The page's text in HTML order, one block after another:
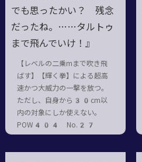
でも思ったかい？ 残念
だったね。……タルトゥ
まで飛んでいけ！』
【レベルの二乗mまで吹き飛
ばす】【輝く拳】による超高
速かつ大威力の一撃を放つ。
ただし、自身から30cm以
内の対象にしか使えない。
POW404 No.27